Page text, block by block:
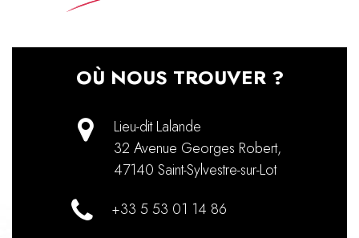
OÙ NOUS TROUVER ?
Lieu-dit Lalande
32 Avenue Georges Robert,
47140 Saint-Sylvestre-sur-Lot
+33 5 53 01 14 86